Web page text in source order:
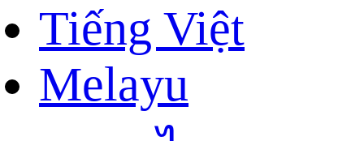
Tiếng Việt
Melayu